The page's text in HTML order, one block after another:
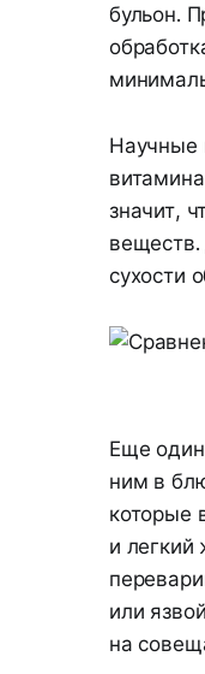
бульон.
Научные
значит,
сухости
Еще один
ним в
которые
и легкий
или
на